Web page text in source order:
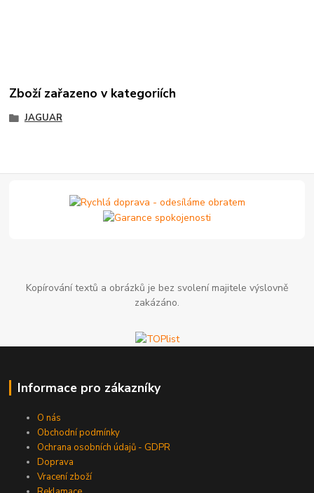
Zboží zařazeno v kategoriích
JAGUAR
Kopírování textů a obrázků je bez svolení majitele výslovně
zakázáno.
Informace pro zákazníky
O nás
Obchodní podmínky
Ochrana osobních údajů - GDPR
Doprava
Vracení zboží